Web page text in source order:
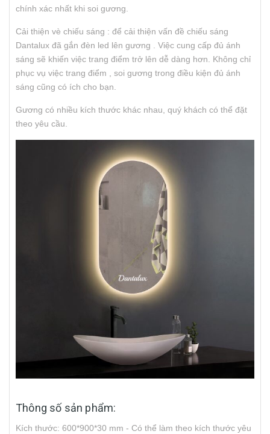
chính xác nhất khi soi gương.
Cải thiện vè chiếu sáng : để cải thiện vấn đề chiếu sáng
Dantalux đã gắn đèn led lên gương . Việc cung cấp đủ ánh
sáng sẽ khiến việc trang điểm trở lên dễ dàng hơn. Không chỉ
phục vụ việc trang điểm , soi gương trong điều kiện đủ ánh
sáng cũng có ích cho bạn.
Gương có nhiều kích thước khác nhau, quý khách có thể đặt
theo yêu cầu.
Thông số sản phẩm:
Kích thước: 600*900*30 mm - Có thể làm theo kích thước yêu